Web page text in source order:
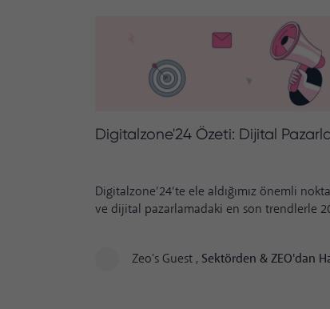
Digitalzone'24 Özeti: Dijital
Digitalzone’24’te ele aldığımız önemli
ve dijital pazarlamadaki en son trendlerle
Zeo's Guest , Sektörden & ZEO'dan